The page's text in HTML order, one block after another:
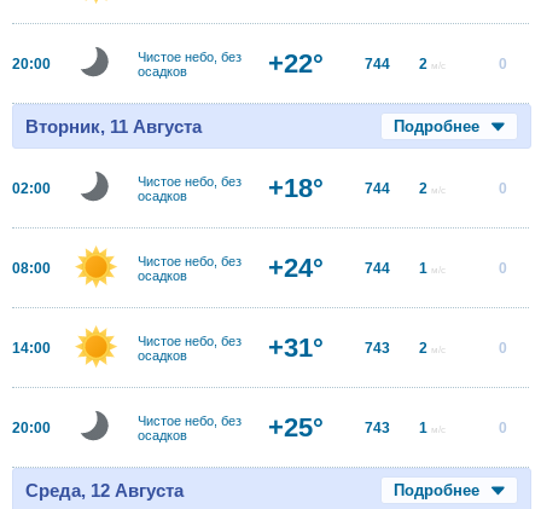
20:00
Чистое небо, без
осадков
+22° 744 2 м/с 0
Вторник, 11 Августа Подробнее
02:00
Чистое небо, без
осадков
+18° 744 2 м/с 0
08:00
Чистое небо, без
осадков
+24° 744 1 м/с 0
14:00
Чистое небо, без
осадков
+31° 743 2 м/с 0
20:00
Чистое небо, без
осадков
+25° 743 1 м/с 0
Среда, 12 Августа Подробнее